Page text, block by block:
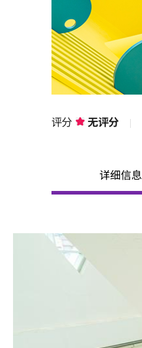
评分 无评分
详细信息